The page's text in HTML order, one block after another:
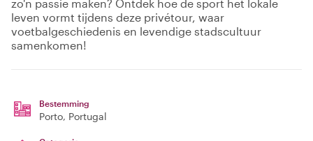
zo'n passie maken? Ontdek hoe de sport het lokale
leven vormt tijdens deze privétour, waar
voetbalgeschiedenis en levendige stadscultuur
samenkomen!
Bestemming
Porto, Portugal